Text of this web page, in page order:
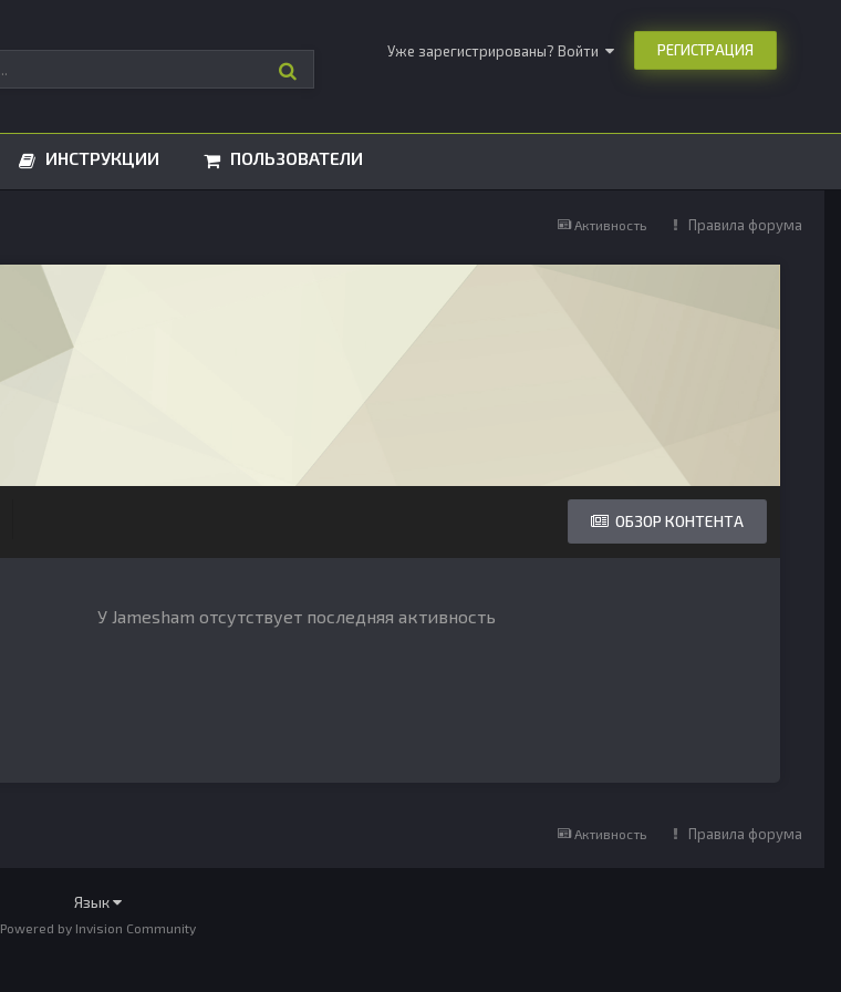
Уже зарегистрированы? Войти РЕГИСТРАЦИЯ
ИНСТРУКЦИИ ПОЛЬЗОВАТЕЛИ
Активность Правила форума
ОБЗОР КОНТЕНТА
У Jamesham отсутствует последняя активность
Активность Правила форума
Язык
Powered by Invision Community